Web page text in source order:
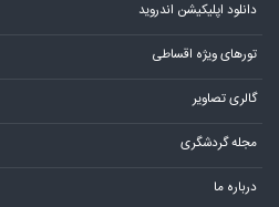
دانلود اپلیکیشن اندروید
تورهای ویژه اقساطی
گالری تصاویر
مجله گردشگری
درباره ما